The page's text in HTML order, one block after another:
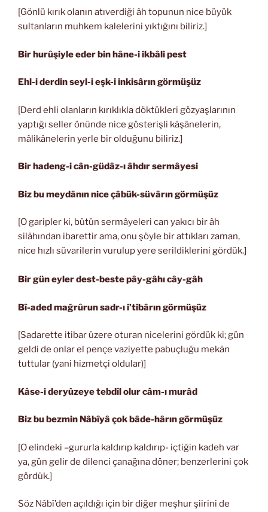
[Gönlü kırık olanın atıverdiği âh topunun nice büyük
sultanların muhkem kalelerini yıktığını biliriz.]
Bir hurûşiyle eder bin hâne-i ikbâli pest
Ehl-i derdin seyl-i eşk-i inkisârın görmüşüz
[Derd ehli olanların kırıklıkla döktükleri gözyaşlarının
yaptığı seller önünde nice gösterişli kâşânelerin,
mâlikânelerin yerle bir olduğunu biliriz.]
Bir hadeng-i cân-güdâz-ı âhdır sermâyesi
Biz bu meydânın nice çâbük-süvârın görmüşüz
[O garipler ki, bütün sermâyeleri can yakıcı bir âh
silâhından ibarettir ama, onu şöyle bir attıkları zaman,
nice hızlı süvarilerin vurulup yere serildiklerini gördük.]
Bir gün eyler dest-beste pây-gâhı cây-gâh
Bî-aded mağrûrun sadr-ı i’tibârın görmüşüz
[Sadarette itibar üzere oturan nicelerini gördük ki; gün
geldi de onlar el pençe vaziyette pabuçluğu mekân
tuttular (yani hizmetçi oldular)]
Kâse-i deryûzeye tebdîl olur câm-ı murâd
Biz bu bezmin Nâbîyâ çok bâde-hârın görmüşüz
[O elindeki –gururla kaldırıp kaldırıp- içtiğin kadeh var
ya, gün gelir de dilenci çanağına döner; benzerlerini çok
gördük.]
Söz Nâbî’den açıldığı için bir diğer meşhur şiirini de